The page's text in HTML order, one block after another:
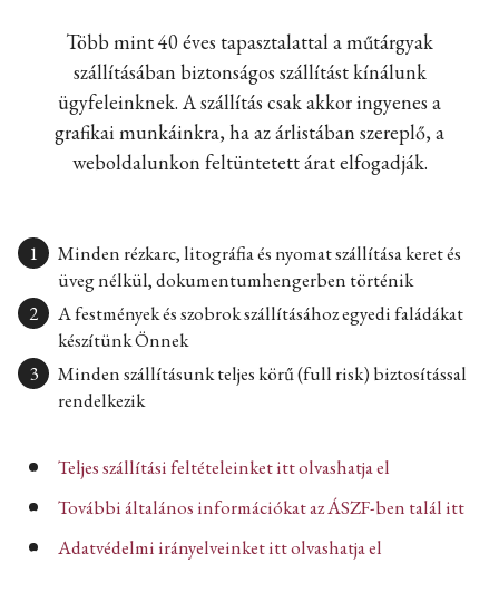
Több mint 40 éves tapasztalattal a műtárgyak
szállításában biztonságos szállítást kínálunk
ügyfeleinknek. A szállítás csak akkor ingyenes a
grafikai munkáinkra, ha az árlistában szereplő, a
weboldalunkon feltüntetett árat elfogadják.
Minden rézkarc, litográfia és nyomat szállítása keret és
üveg nélkül, dokumentumhengerben történik
A festmények és szobrok szállításához egyedi faládákat
készítünk Önnek
Minden szállításunk teljes körű (full risk) biztosítással
rendelkezik
Teljes szállítási feltételeinket itt olvashatja el
További általános információkat az ÁSZF-ben talál itt
Adatvédelmi irányelveinket itt olvashatja el